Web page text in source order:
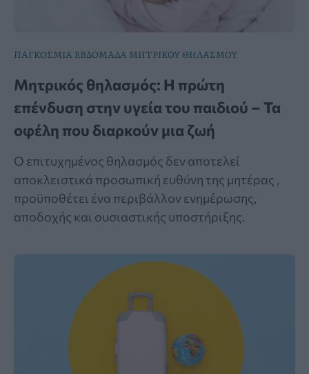
ΠΑΓΚΟΣΜΙΑ ΕΒΔΟΜΑΔΑ ΜΗΤΡΙΚΟΥ ΘΗΛΑΣΜΟΥ
Μητρικός θηλασμός: Η πρώτη
επένδυση στην υγεία του παιδιού – Τα
οφέλη που διαρκούν μια ζωή
Ο επιτυχημένος θηλασμός δεν αποτελεί
αποκλειστικά προσωπική ευθύνη της μητέρας ,
προϋποθέτει ένα περιβάλλον ενημέρωσης,
αποδοχής και ουσιαστικής υποστήριξης.